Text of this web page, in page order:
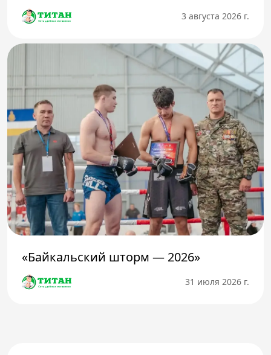
3 августа 2026 г.
«Байкальский шторм — 2026»
31 июля 2026 г.